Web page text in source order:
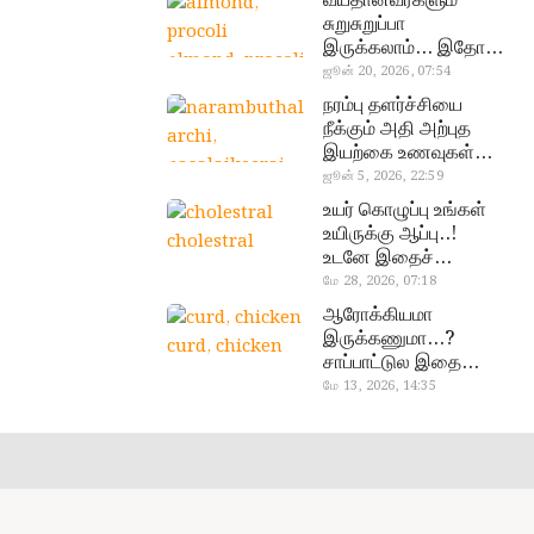
almond, procoli
சுறுசுறுப்பா
இருக்கலாம்… இதோ
சூப்பர் உணவுகள்!
ஜூன் 20, 2026, 07:54
narambuthalar
chi,
pasalaikeerai
நரம்பு தளர்ச்சியை
நீக்கும் அதி அற்புத
இயற்கை உணவுகள்…
தவற விட்டுறாதீங்க!
ஜூன் 5, 2026, 22:59
cholestral
உயர் கொழுப்பு உங்கள்
உயிருக்கு ஆப்பு..!
உடனே இதைச்
செய்யுங்க!
மே 28, 2026, 07:18
curd, chicken
ஆரோக்கியமா
இருக்கணுமா…?
சாப்பாட்டுல இதை
எல்லாம்
மே 13, 2026, 14:35